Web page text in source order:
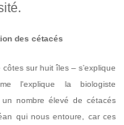
des cétacés
sur huit îles – s’explique
l'explique la biologiste
nombre élevé de cétacés
qui nous entoure, car ces